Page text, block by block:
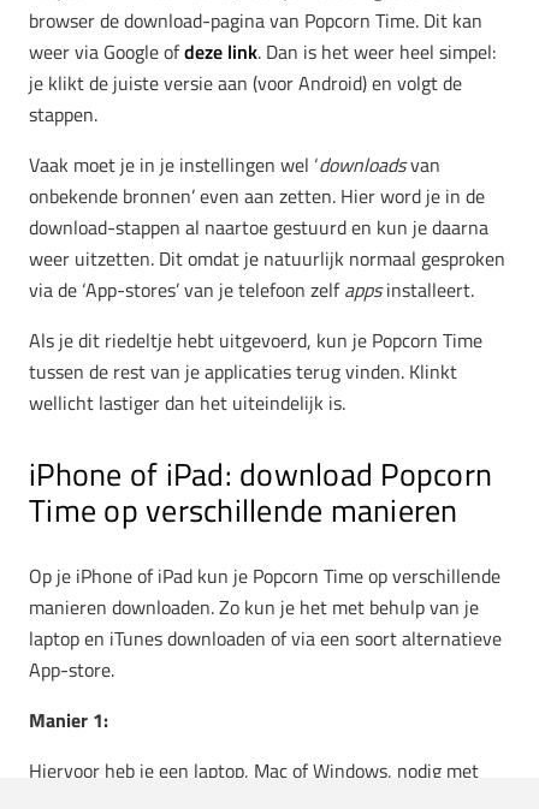
browser de download-pagina van Popcorn Time. Dit kan
weer via Google ofdeze link. Dan is het weer heel simpel:
je klikt de juiste versie aan (voor Android) en volgt de
stappen.
Vaak moet je in je instellingen wel ‘downloadsvan
onbekende bronnen’ even aan zetten. Hier word je in de
download-stappen al naartoe gestuurd en kun je daarna
weer uitzetten. Dit omdat je natuurlijk normaal gesproken
via de ‘App-stores’ van je telefoon zelfappsinstalleert.
Als je dit riedeltje hebt uitgevoerd, kun je Popcorn Time
tussen de rest van je applicaties terug vinden. Klinkt
wellicht lastiger dan het uiteindelijk is.
iPhone of iPad: download Popcorn
Time op verschillende manieren
Op je iPhone of iPad kun je Popcorn Time op verschillende
manieren downloaden. Zo kun je het met behulp van je
laptop en iTunes downloaden of via een soort alternatieve
App-store.
Manier 1:
Hiervoor heb je een laptop, Mac of Windows, nodig met